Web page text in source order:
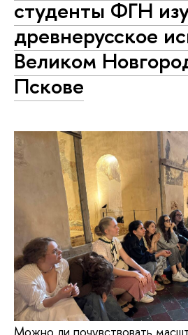
студенты ФГН
древнерусское
Великом
Пскове